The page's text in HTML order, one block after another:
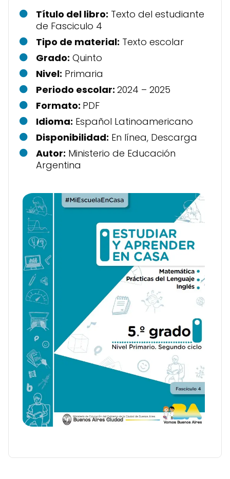
Título del libro: Texto del estudiante
de Fasciculo 4
Tipo de material: Texto escolar
Grado: Quinto
Nivel: Primaria
Periodo escolar: 2024 – 2025
Formato: PDF
Idioma: Español Latinoamericano
Disponibilidad: En línea, Descarga
Autor: Ministerio de Educación
Argentina